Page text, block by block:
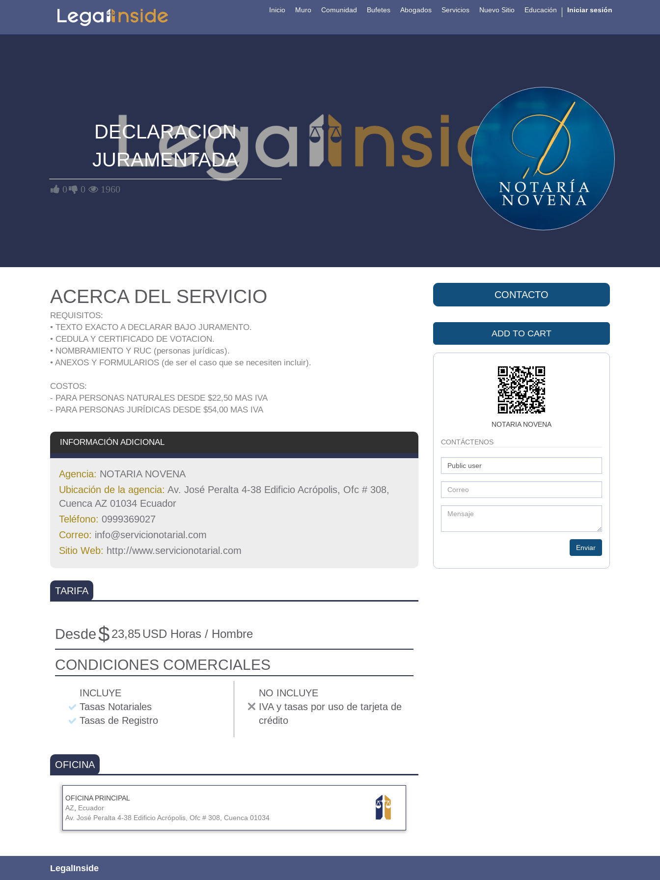
Inicio Muro Comunidad Bufetes Abogados Servicios Nuevo Sitio Educación Iniciar sesión
DECLARACION
JURAMENTADA
0 0 1960
ACERCA DEL SERVICIO
REQUISITOS:
• TEXTO EXACTO A DECLARAR BAJO JURAMENTO.
• CEDULA Y CERTIFICADO DE VOTACION.
• NOMBRAMIENTO Y RUC (personas jurídicas).
• ANEXOS Y FORMULARIOS (de ser el caso que se necesiten incluir).
COSTOS:
- PARA PERSONAS NATURALES DESDE $22,50 MAS IVA
- PARA PERSONAS JURÍDICAS DESDE $54,00 MAS IVA
INFORMACIÓN ADICIONAL
Agencia: NOTARIA NOVENA
Ubicación de la agencia: Av. José Peralta 4-38 Edificio Acrópolis, Ofc # 308,
Cuenca AZ 01034 Ecuador
Teléfono: 0999369027
Correo: info@servicionotarial.com
Sitio Web: http://www.servicionotarial.com
TARIFA
Desde$23,85 USD Horas / Hombre
CONDICIONES COMERCIALES
INCLUYE
Tasas Notariales
Tasas de Registro
NO INCLUYE
IVA y tasas por uso de tarjeta de
crédito
OFICINA
OFICINA PRINCIPAL
AZ
Ecuador
Av. José Peralta 4-38 Edificio Acrópolis, Ofc # 308, Cuenca 01034
CONTACTO
ADD TO CART
NOTARIA NOVENA
CONTÁCTENOS
Enviar
LegalInside